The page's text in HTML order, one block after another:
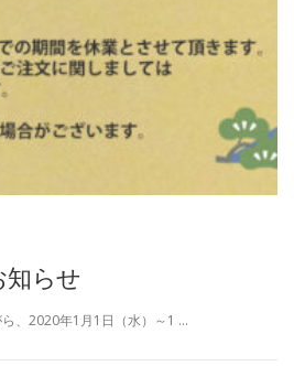
知らせ
、2020年1月1日（水）～1 …